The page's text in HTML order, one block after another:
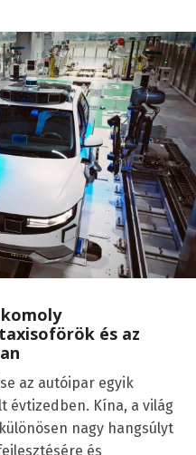
és az
az autóipar egyik
évtizedben. Kína, a világ
nagy hangsúlyt
és